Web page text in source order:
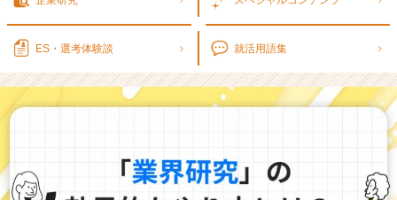
や
て
お
ES・選考体験談 就活用語集